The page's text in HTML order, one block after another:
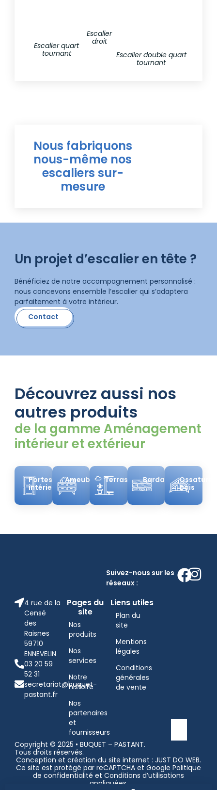
Escalier quart
tournant
Escalier
droit
Escalier double quart
tournant
Nous fabriquons
nous-même nos
escaliers sur-
mesure
Un projet d’escalier en tête ?
Bénéficiez de notre accompagnement personnalisé :
nous concevons ensemble l’escalier qui s’adaptera
parfaitement à votre intérieur.
Contact
Découvrez aussi nos
autres produits
de la gamme Aménagement
intérieur et extérieur
Portes
intérieures
AmeublementTerrasses Bardage Ossatures
bois
Suivez-nous sur les
réseaux :
4 rue de la
Censé
des
Raisnes
59710
ENNEVELIN
03 20 59
52 31
secretariat@buquet-
pastant.fr
Pages du
site
Nos
produits
Nos
services
Notre
histoire
Nos
partenaires
et
fournisseurs
Liens utiles
Plan du
site
Mentions
légales
Conditions
générales
de vente
Copyright © 2025 • BUQUET – PASTANT.
Tous droits réservés.
Conception et création du site internet : JUST DO WEB.
Ce site est protégé par reCAPTCHA et Google Politique
de confidentialité et Conditions d’utilisations
appliquées.